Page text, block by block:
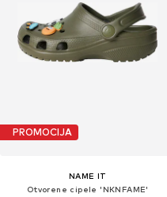
PROMOCIJA
NAME IT
Otvorene cipele 'NKNFAME'